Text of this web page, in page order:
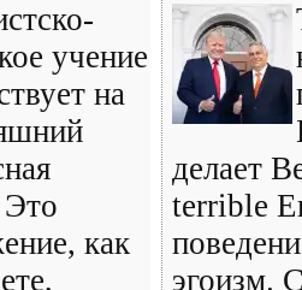
учение
на
Это
как
делает
terrible
эгоизм.